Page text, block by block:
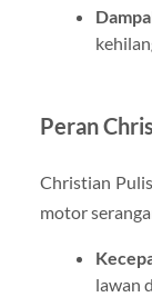
Peran
Christian
motor
lawan